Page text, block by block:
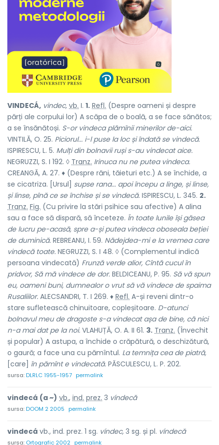
VINDECÁ, vindec, vb. I. 1. Refl. (Despre oameni și despre
părți ale corpului lor) A scăpa de o boală, a se face sănătos;
a se însănătoși. S-or vindeca plămînii minerilor de-aici.
VINTILĂ, O. 25. Piciorul... i-l puse la loc și îndată se vindecă.
ISPIRESCU, L. 5. Mulți din bolnavii ruși s-au vindecat aice.
NEGRUZZI, S. I 192. ◊ Tranz. Irinuca nu ne putea vindeca.
CREANGĂ, A. 27. ♦ (Despre răni, tăieturi etc.) A se închide, a
se cicatriza. [Ursul] supse rana... apoi începu a linge, și linse,
și linse, pînă ce se închise și se vindecă. ISPIRESCU, L. 345. 2.
Tranz. Fig. (Cu privire la stări psihice sau afective) A alina
sau a face să dispară, să înceteze. În toate lunile își găsea
de lucru pe-acasă, spre a-și putea vindeca oboseala beției
de duminică. REBREANU, I. 59. Nădejdea-mi e la vremea care
vindecă toate. NEGRUZZI, S. I 48. ◊ (Complementul indică
persoana vindecată) Frunză verde alior, Cîntă cucul în
pridvor, Să mă vindece de dor. BELDICEANU, P. 95. Să vă spun
eu, oameni buni, dumnealor o vrut să vă vindece de spaima
Rusaliilor. ALECSANDRI, T. I 269. ♦ Refl. A-și reveni dintr-o
stare sufletească chinuitoare, copleșitoare. D-atunci
bolnavul meu de dragoste s-a vindecat așa de bine, că nici
n-a mai dat pe la noi. VLAHUȚĂ, O. A. II 61. 3. Tranz. (Învechit
și popular) A astupa, a închide o crăpătură, o deschizătură,
o gaură; a face una cu pămîntul. La temnița cea de piatră,
[care] în pămînt e vindecată. PĂSCULESCU, L. P. 202.
sursa:DLRLC 1955-1957 permalink
vindecá (a ~) vb., ind. prez. 3 víndecă
sursa:DOOM 2 2005 permalink
vindecá vb., ind. prez. 1 sg. víndec, 3 sg. și pl. víndecă
sursa: Ortografic 2002 permalink